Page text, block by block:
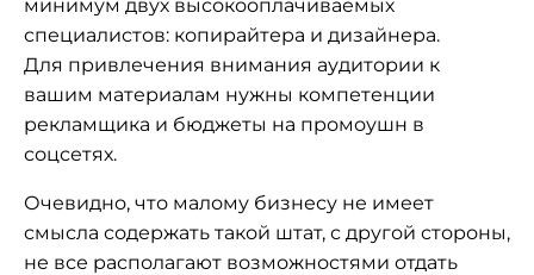
минимум двух высокооплачиваемых
специалистов: копирайтера и дизайнера.
Для привлечения внимания аудитории к
вашим материалам нужны компетенции
рекламщика и бюджеты на промоушн в
соцсетях.
Очевидно, что малому бизнесу не имеет
смысла содержать такой штат, с другой стороны,
не все располагают возможностями отдать